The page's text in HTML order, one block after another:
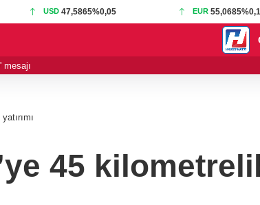
USD 47,5865%0,05 EUR 55,0685
mesajı 19:32
45